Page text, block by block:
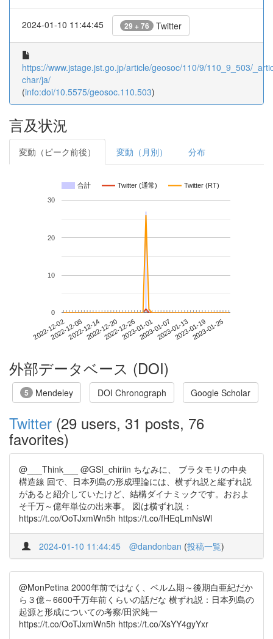
2024-01-10 11:44:45 29 + 76 Twitter
https://www.jstage.jst.go.jp/article/geosoc/110/9/110_9_503/
char/ja/
(info:doi/10.5575/geosoc.110.503)
言及状況
変動（ピーク前後） 変動（月別） 分布
合計 Twitter (通常) Twitter (RT)
2022-12-022022-12-082022-12-142022-12-202022-12-262023-01-012023-01-072023-01-132023-01-192023-01-25
0
10
20
30
外部データベース (DOI)
5 Mendeley DOI Chronograph Google Scholar
Twitter (29 users, 31 posts, 76
favorites)
@___Think___ @GSI_chiriin ちなみに、 ブラタモリの中央
構造線 回で、日本列島の形成理論には、横ずれ説と縦ずれ説
があると紹介していたけど、結構ダイナミックです。おおよ
そ千万～億年単位の出来事。 図は横ずれ説：
https://t.co/OoTJxmWn5h https://t.co/fHEqLmNsWl
2024-01-10 11:44:45 @dandonban (投稿一覧)
@MonPetina 2000年前ではなく、ベルム期～後期白亜紀だか
ら３億～6600千万年前くらいの話だな 横ずれ説：日本列島の
起源と形成についての考察/田沢純一
https://t.co/OoTJxmWn5h https://t.co/XsYY4gyYxr